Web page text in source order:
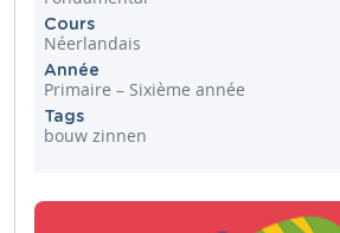
Cours
Néerlandais
Année
Primaire – Sixième année
Tags
bouw zinnen